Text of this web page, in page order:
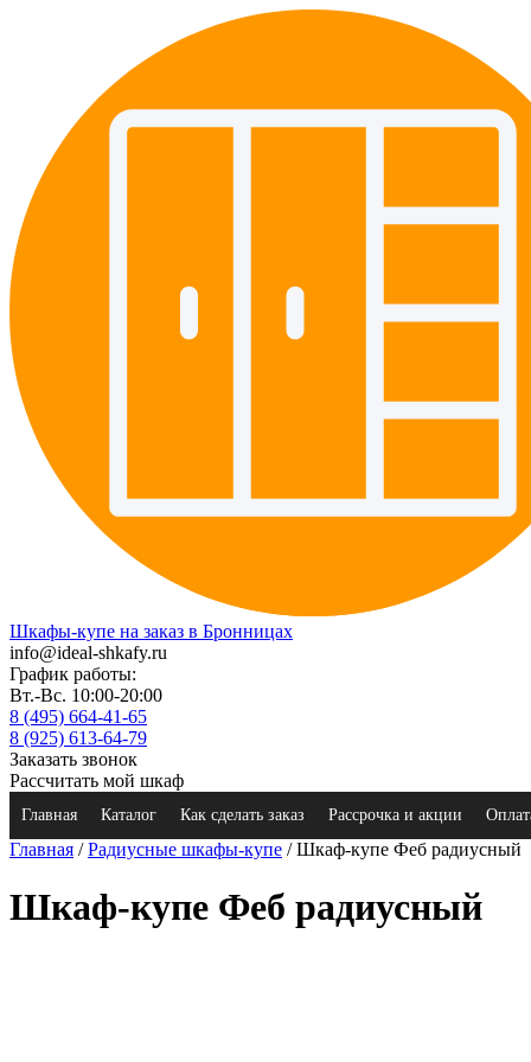
Шкафы-купе на заказ в Бронницах
info@ideal-shkafy.ru
График работы:
Вт.-Вс. 10:00-20:00
8 (495) 664-41-65
8 (925) 613-64-79
Заказать звонок
Рассчитать мой шкаф
Главная Каталог Как сделать заказ Рассрочка и акции
Главная /Радиусные шкафы-купе / Шкаф-купе Феб радиусный
Шкаф-купе Феб радиусный